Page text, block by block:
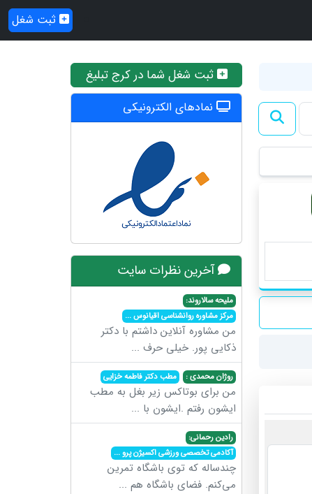
ثبت شغل
ثبت شغل شما در کرج تبلیغ
نمادهای الکترونیکی
آخرین نظرات سایت
ملیحه سالاروند:
مرکز مشاوره روانشناسی اقیانوس...
من مشاوره آنلاین داشتم با دکتر
ذکایی پور. خیلی حرف ...
روژان محمدی : مطب دکتر فاطمه خزایی
من برای بوتاکس زیر بغل به مطب
ایشون رفتم .ایشون با ...
رادین رحمانی:
آکادمی تخصصی ورزشی اکسیژن پرو...
چندساله که توی باشگاه تمرین
می‌کنم. فضای باشگاه هم ...